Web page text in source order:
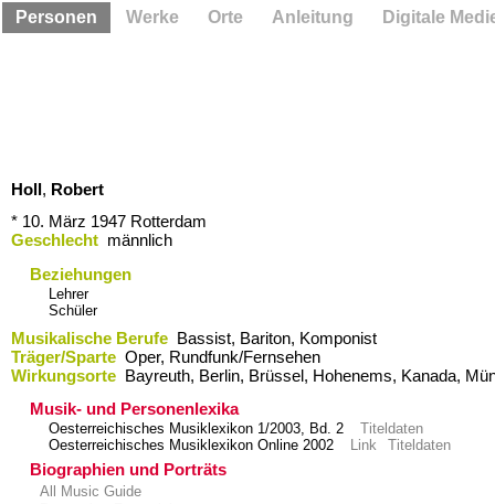
Holl, Robert
* 10. März 1947 Rotterdam
Geschlecht männlich
Beziehungen
Lehrer
Schüler
Musikalische Berufe Bassist, Bariton, Komponist
Träger/Sparte Oper, Rundfunk/Fernsehen
Wirkungsorte Bayreuth,​ Berlin,​ Brüssel,​ Hohenems,​ Kanada,​
Musik- und Personenlexika
Oesterreichisches Musiklexikon 1/2003, Bd. 2
Titeldaten
Oesterreichisches Musiklexikon Online 2002
Link Titeldaten
Biographien und Porträts
All Music Guide
Personen Werke Orte Anleitung Digitale